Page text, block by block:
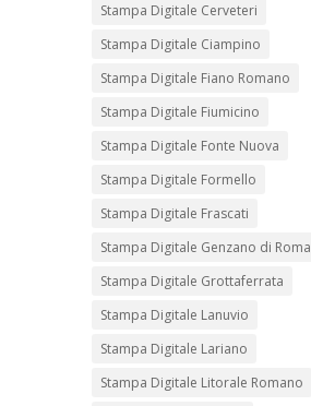
Stampa Digitale Cerveteri
Stampa Digitale Ciampino
Stampa Digitale Fiano Romano
Stampa Digitale Fiumicino
Stampa Digitale Fonte Nuova
Stampa Digitale Formello
Stampa Digitale Frascati
Stampa Digitale Genzano di Roma
Stampa Digitale Grottaferrata
Stampa Digitale Lanuvio
Stampa Digitale Lariano
Stampa Digitale Litorale Romano